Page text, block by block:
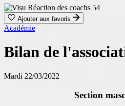
Ajouter aux favoris
Académie
Bilan de
Mardi 22/03/2022
Section